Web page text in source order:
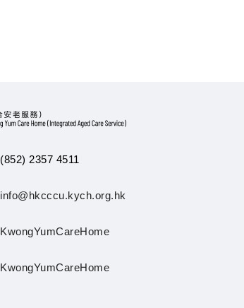
(852) 2357 4511
info@hkcccu.kych.org.hk
KwongYumCareHome
KwongYumCareHome